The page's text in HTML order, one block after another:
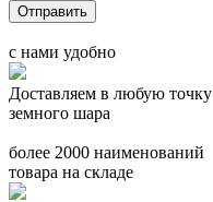
с нами удобно
Доставляем в любую точку
земного шара
более 2000 наименований
товара на складе